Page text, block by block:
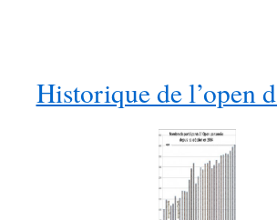
Historique de l’open